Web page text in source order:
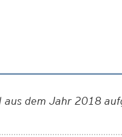
dem Jahr 2018